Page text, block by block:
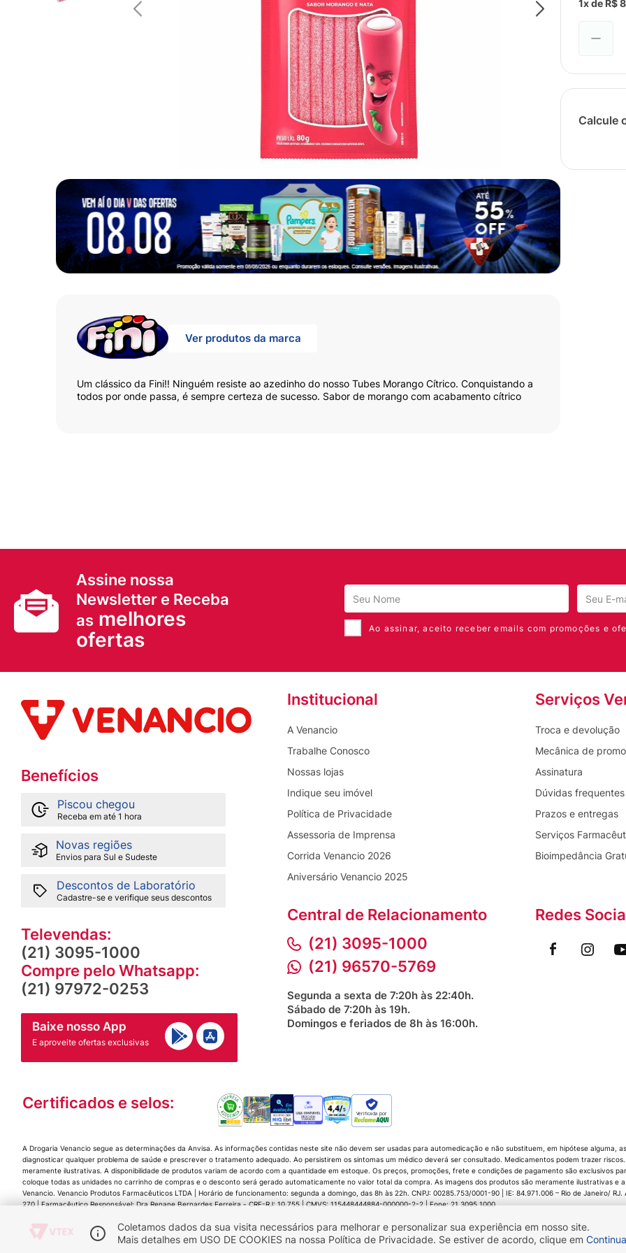
Coletamos dados da sua visita necessários para melhorar e personalizar sua experiência em nosso site.
Mais detalhes em USO DE COOKIES na nossa Política de Privacidade. Se estiver de acordo, clique em
1x de R$ 8
Ver produtos da marca
Um clássico da Fini!! Ninguém resiste ao azedinho do nosso Tubes Morango Cítrico. Conquistando a
todos por onde passa, é sempre certeza de sucesso. Sabor de morango com acabamento cítrico
Assine nossa
Newsletter e Receba
as melhores
ofertas
Ao assinar, aceito receber emails com promoções e
Benefícios
Piscou chegou
Receba em até 1 hora
Novas regiões
Envios para Sul e Sudeste
Descontos de Laboratório
Cadastre-se e verifique seus descontos
Televendas:
(21) 3095-1000
Compre pelo Whatsapp:
(21) 97972-0253
Baixe nosso App
E aproveite ofertas exclusivas
Institucional
A Venancio
Trabalhe Conosco
Nossas lojas
Indique seu imóvel
Política de Privacidade
Assessoria de Imprensa
Corrida Venancio 2026
Aniversário Venancio 2025
Serviços
Troca e devolução
Mecânica de
Assinatura
Dúvidas frequentes
Prazos e entregas
Serviços
Bioimpedância
Central de Relacionamento
(21) 3095-1000
(21) 96570-5769
Segunda a sexta de 7:20h às 22:40h.
Sábado de 7:20h às 19h.
Domingos e feriados de 8h às 16:00h.
Redes
Certificados e selos:
Verificada por
A Drogaria Venancio segue as determinações da Anvisa. As informações contidas neste site não devem ser usadas para automedicação e não substituem, em hipótese alguma,
diagnosticar qualquer problema de saúde e prescrever o tratamento adequado. Ao persistirem os sintomas um médico deverá ser consultado. Medicamentos podem trazer
meramente ilustrativas. A disponibilidade de produtos variam de acordo com a quantidade em estoque. Os preços, promoções, frete e condições de pagamento são exclusivos
coloque todas as unidades no carrinho de compras e o desconto será gerado automaticamente no valor total da compra. As imagens dos produtos são meramente ilustrativas e
Venancio. Venancio Produtos Farmacêuticos LTDA | Horário de funcionamento: segunda a domingo, das 8h às 22h. CNPJ: 00285.753/0001-90 | IE: 84.971.006 – Rio de Janeiro/
270 | Farmacêutico Responsável: Dra Renane Bernardes Ferreira - CRF-RJ: 10.755 | CMVS: 115448444884-000000-2-2 | Fone: 21 3095 1000
10º